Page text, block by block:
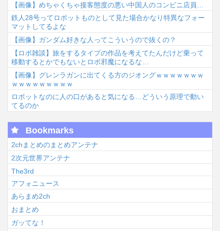
【画像】めちゃくちゃ接客態度の悪い中国人のコンビニ店員…
鉄人28号ってロボットものとして見た場合かなり特異なフォー
マットしてるよな
【画像】ガンダム好きな人ってこういうので抜くの？
【ロボ雑談】旅をするタイプの作品を考えてたんだけど乗って
移動するとかでもないとロボ邪魔になるな…
【画像】グレンラガンに出てくる方のジオングｗｗｗｗｗｗｗ
ｗｗｗｗｗｗｗｗｗ
ロボットなのに人の口があると気になる…どういう原理で動い
てるのか
Bookmarks
2chまとめのまとめアンテナ
2次元世界アンテナ
The3rd
アフォニュース
あらまめ2ch
おまとめ
ガッてな！